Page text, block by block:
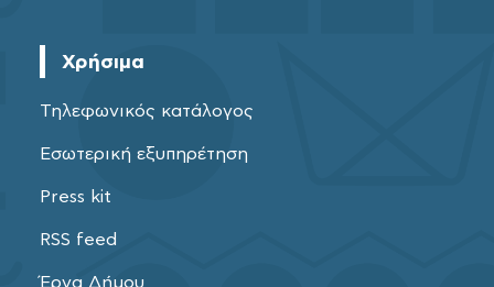
Χρήσιμα
Τηλεφωνικός κατάλογος
Εσωτερική εξυπηρέτηση
Press kit
RSS feed
Έργα Δήμου